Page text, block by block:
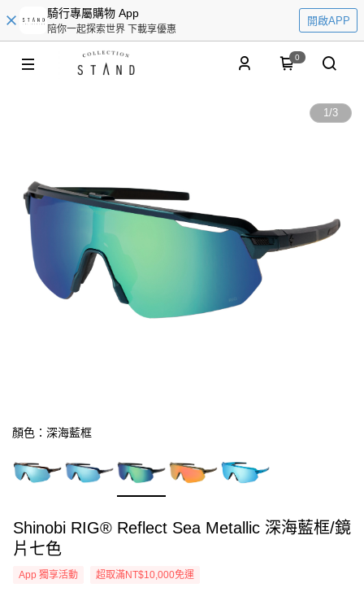
騎行專屬購物 App
陪你一起探索世界 下載享優惠
開啟APP
0
1/3
顏色：深海藍框
Shinobi RIG® Reflect Sea Metallic 深海藍框/鏡
片七色
App 獨享活動 超取滿NT$10,000免運